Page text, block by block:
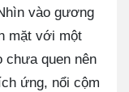
vào gương
mặt với một
chưa quen nên
ứng, nổi cộm